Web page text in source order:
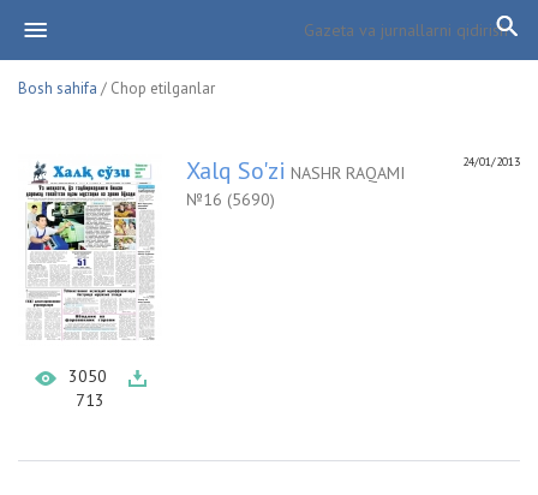
Bosh sahifa / Chop etilganlar
3050
713
24/01/2013
Xalq So'zi NASHR RAQAMI
№16 (5690)